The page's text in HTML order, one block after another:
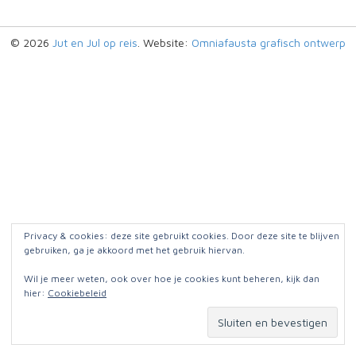
© 2026 Jut en Jul op reis . Website: Omniafausta grafisch ontwerp
Privacy & cookies: deze site gebruikt cookies. Door deze site te blijven
gebruiken, ga je akkoord met het gebruik hiervan.
Wil je meer weten, ook over hoe je cookies kunt beheren, kijk dan
hier: Cookiebeleid